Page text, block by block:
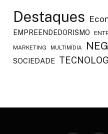
Destaques
EMPREENDEDORISMO
MARKETING MULTIMÍDIA
SOCIEDADE